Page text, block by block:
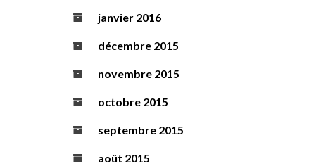
janvier 2016
décembre 2015
novembre 2015
octobre 2015
septembre 2015
août 2015